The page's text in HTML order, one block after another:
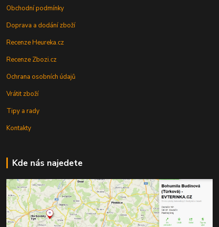
Obchodní podmínky
Doprava a dodání zboží
Recenze Heureka.cz
Recenze Zbozi.cz
Ochrana osobních údajů
Vrátit zboží
Tipy a rady
Kontakty
Kde nás najedete